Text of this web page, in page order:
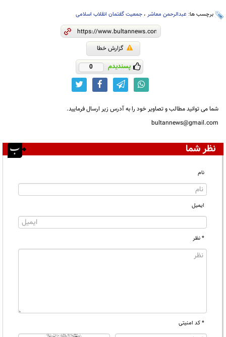
برچسب ها: عبدالرحمن معاشر ، جمعیت گفتمان انقلاب اسلامی
گزارش خطا
پسندیدم 0
شما می توانید مطالب و تصاویر خود را به آدرس زیر ارسال فرمایید.
bultannews@gmail.com
نظر شما
نام
ایمیل
* نظر
* کد امنیتی